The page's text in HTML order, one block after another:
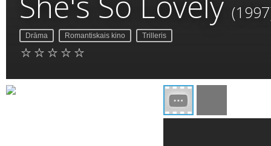
Drāma Romantiskais kino Trilleris